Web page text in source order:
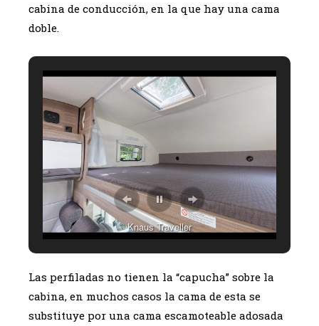
cabina de conducción, en la que hay una cama
doble.
Knaus Traveller
Las perfiladas no tienen la “capucha” sobre la
cabina, en muchos casos la cama de esta se
substituye por una cama escamoteable adosada